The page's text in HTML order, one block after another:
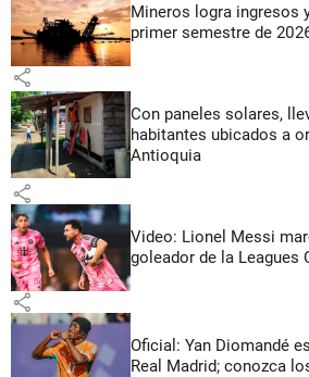
Mineros logra ingresos
primer semestre de
share
Con paneles solares,
habitantes ubicados a
Antioquia
share
Video: Lionel Messi
goleador de la Leagues
share
Oficial: Yan Diomandé
Real Madrid; conozca